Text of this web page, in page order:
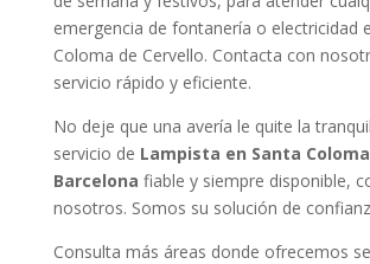
emergencia de fontanería o electricidad
Coloma de Cervello. Contacta con
servicio rápido y eficiente.
No deje que una avería le quite la
servicio de Lampista en Santa
Barcelona fiable y siempre disponible,
nosotros. Somos su solución de
Consulta más áreas donde ofrecemos